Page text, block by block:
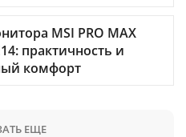
MSI PRO MAX
практичность и
комфорт
ЕЩЕ